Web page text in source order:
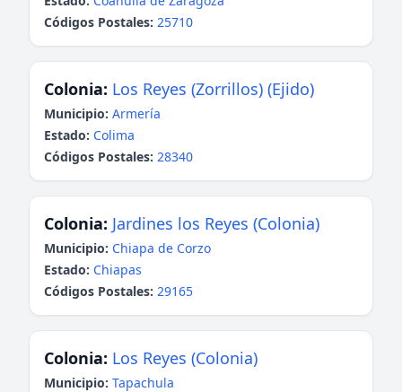
Códigos Postales: 25710
Colonia: Los Reyes (Zorrillos) (Ejido)
Municipio: Armería
Estado: Colima
Códigos Postales: 28340
Colonia: Jardines los Reyes (Colonia)
Municipio: Chiapa de Corzo
Estado: Chiapas
Códigos Postales: 29165
Colonia: Los Reyes (Colonia)
Municipio: Tapachula